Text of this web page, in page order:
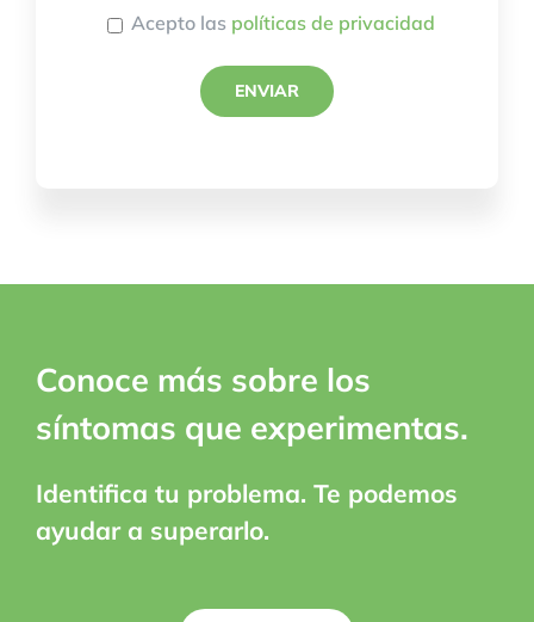
Acepto las políticas de privacidad
Conoce más sobre los
síntomas que experimentas.
Identifica tu problema. Te podemos
ayudar a superarlo.